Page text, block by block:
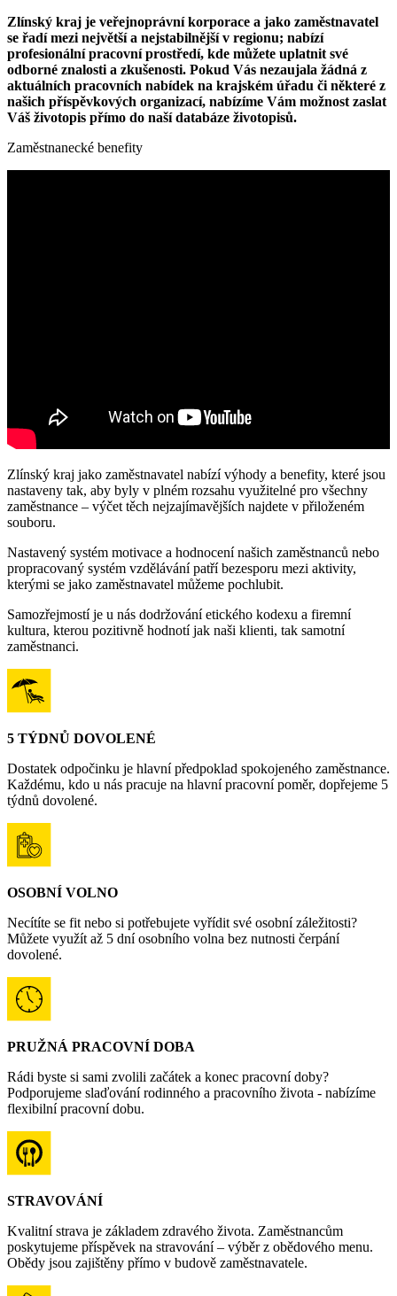
Zlínský kraj je veřejnoprávní korporace a jako zaměstnavatel
se řadí mezi největší a nejstabilnější v regionu; nabízí
profesionální pracovní prostředí, kde můžete uplatnit své
odborné znalosti a zkušenosti. Pokud Vás nezaujala žádná z
aktuálních pracovních nabídek na krajském úřadu či některé z
našich příspěvkových organizací, nabízíme Vám možnost zaslat
Váš životopis přímo do naší databáze životopisů.
Zaměstnanecké benefity
Zlínský kraj jako zaměstnavatel nabízí výhody a benefity, které jsou
nastaveny tak, aby byly v plném rozsahu využitelné pro všechny
zaměstnance – výčet těch nejzajímavějších najdete v přiloženém
souboru.
Nastavený systém motivace a hodnocení našich zaměstnanců nebo
propracovaný systém vzdělávání patří bezesporu mezi aktivity,
kterými se jako zaměstnavatel můžeme pochlubit.
Samozřejmostí je u nás dodržování etického kodexu a firemní
kultura, kterou pozitivně hodnotí jak naši klienti, tak samotní
zaměstnanci.
5 TÝDNŮ DOVOLENÉ
Dostatek odpočinku je hlavní předpoklad spokojeného zaměstnance.
Každému, kdo u nás pracuje na hlavní pracovní poměr, dopřejeme 5
týdnů dovolené.
OSOBNÍ VOLNO
Necítíte se fit nebo si potřebujete vyřídit své osobní záležitosti?
Můžete využít až 5 dní osobního volna bez nutnosti čerpání
dovolené.
PRUŽNÁ PRACOVNÍ DOBA
Rádi byste si sami zvolili začátek a konec pracovní doby?
Podporujeme slaďování rodinného a pracovního života - nabízíme
flexibilní pracovní dobu.
STRAVOVÁNÍ
Kvalitní strava je základem zdravého života. Zaměstnancům
poskytujeme příspěvek na stravování – výběr z obědového menu.
Obědy jsou zajištěny přímo v budově zaměstnavatele.